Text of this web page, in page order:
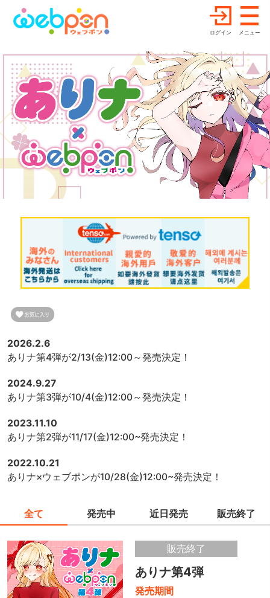
ログイン メニュー
2026.2.6
ありナ第4弾が2/13(金)12:00～発売決定！
2024.9.27
ありナ第3弾が10/4(金)12:00～発売決定！
2023.11.10
ありナ第2弾が11/17(金)12:00~発売決定！
2022.10.21
ありナ×ウェブポンが10/28(金)12:00~発売決定！
全て 発売中 近日発売 販売終了
販売終了
ありナ第4弾
発売期間